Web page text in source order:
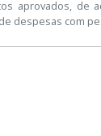
aprovados, de
despesas com